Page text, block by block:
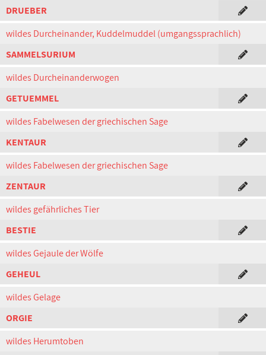
DRUEBER
wildes Durcheinander, Kuddelmuddel (umgangssprachlich)
SAMMELSURIUM
wildes Durcheinanderwogen
GETUEMMEL
wildes Fabelwesen der griechischen Sage
KENTAUR
wildes Fabelwesen der griechischen Sage
ZENTAUR
wildes gefährliches Tier
BESTIE
wildes Gejaule der Wölfe
GEHEUL
wildes Gelage
ORGIE
wildes Herumtoben